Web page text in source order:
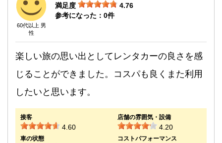
60代以上 男
性
満足度
4.76
参考になった： 0件
楽しい旅の思い出としてレンタカーの良さを感
じることができました。コスパも良くまた利用
したいと思います。
接客
4.60
店舗の雰囲気・設備
4.20
車の状態 コストパフォーマンス